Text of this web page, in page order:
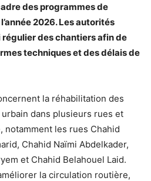
des programmes de
2026. Les autorités
des chantiers afin de
techniques et des délais de
la réhabilitation des
urbain dans plusieurs rues et
notamment les rues Chahid
Chahid Naïmi Abdelkader,
et Chahid Belahouel Laid.
la circulation routière,